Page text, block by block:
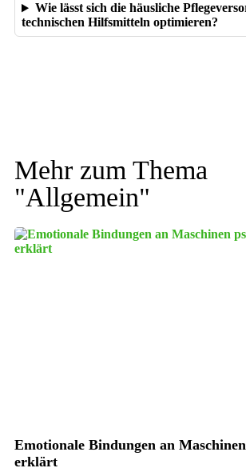
Wie lässt sich die häusliche
technischen Hilfsmitteln optimieren?
Mehr zum Thema
"Allgemein"
Emotionale Bindungen an
erklärt